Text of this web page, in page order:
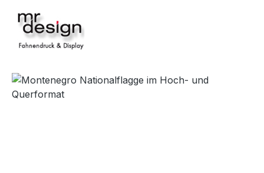
Bildergalerie überspringen